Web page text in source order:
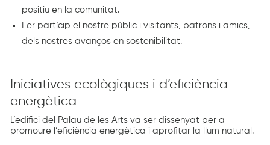
positiu en la comunitat.
Fer partícip el nostre públic i visitants, patrons i amics,
dels nostres avanços en sostenibilitat.
Iniciatives ecològiques i d’eficiència
energètica
L’edifici del Palau de les Arts va ser dissenyat per a
promoure l’eficiència energètica i aprofitar la llum natural.